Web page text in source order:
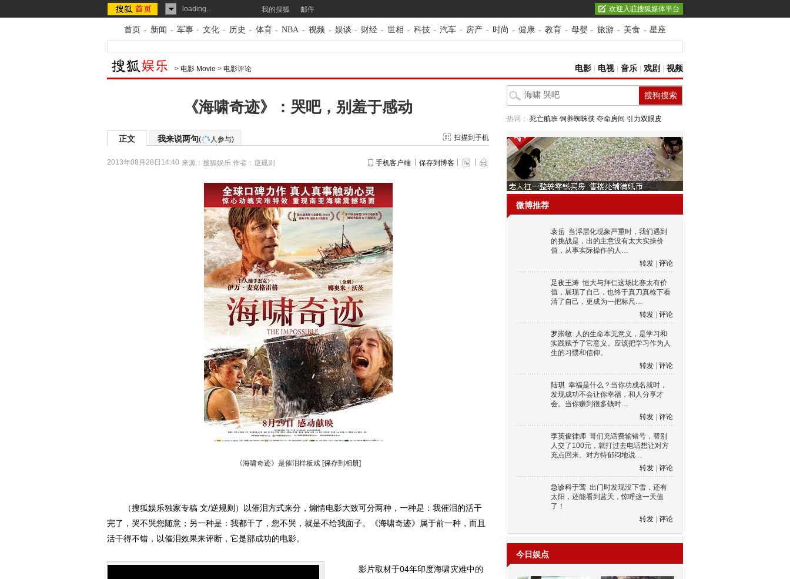
loading... 我的搜狐 邮件 欢迎入驻搜狐媒体平台
首页 - 新闻 - 军事 - 文化 - 历史 - 体育 - NBA - 视频 - 娱谈 - 财经 - 世相 - 科技 - 汽车 - 房产 - 时尚 - 健康 - 教育 - 母婴 - 旅游 - 美食 - 星座
> 电影 Movie > 电影评论 电影 电视| 音乐 戏剧 视频
《海啸奇迹》：哭吧，别羞于感动
正文 我来说两句( 人参与) 扫描到手机
2013年08月28日14:40 来源： 搜狐娱乐 作者：逆规则 手机客户端 保存到博客
《海啸奇迹》是催泪样板戏 [保存到相册]
（搜狐娱乐独家专稿 文/逆规则）以催泪方式来分，煽情电影大致可分两种，一种是：我催泪的活干
完了，哭不哭您随意；另一种是：我都干了，您不哭，就是不给我面子。《海啸奇迹》属于前一种，而且
活干得不错，以催泪效果来评断，它是部成功的电影。
影片取材于04年印度海啸灾难中的
热词： 死亡航班 饲养蜘蛛侠 夺命房间 引力双眼皮
微博推荐
袁岳 当浮层化现象严重时，我们遇到
的挑战是，出的主意没有太大实操价
值，从事实际操作的人…
转发
评论
足夜王涛 恒大与拜仁这场比赛太有价
值，展现了自己，也终于真刀真枪下看
清了自己，更成为一把标尺…
转发
评论
罗崇敏 人的生命本无意义，是学习和
实践赋予了它意义。应该把学习作为人
生的习惯和信仰。
转发
评论
陆琪 幸福是什么？当你功成名就时，
发现成功不会让你幸福，和人分享才
会。当你赚到很多钱时…
转发
评论
李英俊律师 哥们充话费输错号，替别
人交了100元，就打过去电话想让对方
充点回来。对方特郁闷地说…
转发
评论
急诊科于莺 出门时发现没下雪，还有
太阳，还能看到蓝天，惊呼这一天值
了！
转发
评论
今日娱点